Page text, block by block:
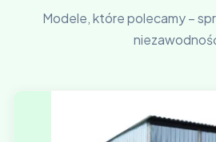
Modele, które polecamy –